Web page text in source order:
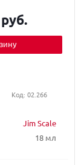
Jim Scale
18 мл
Код: 02.266